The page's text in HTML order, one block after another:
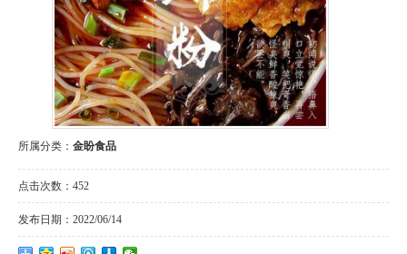
所属分类： 金盼食品
点击次数： 452
发布日期： 2022/06/14